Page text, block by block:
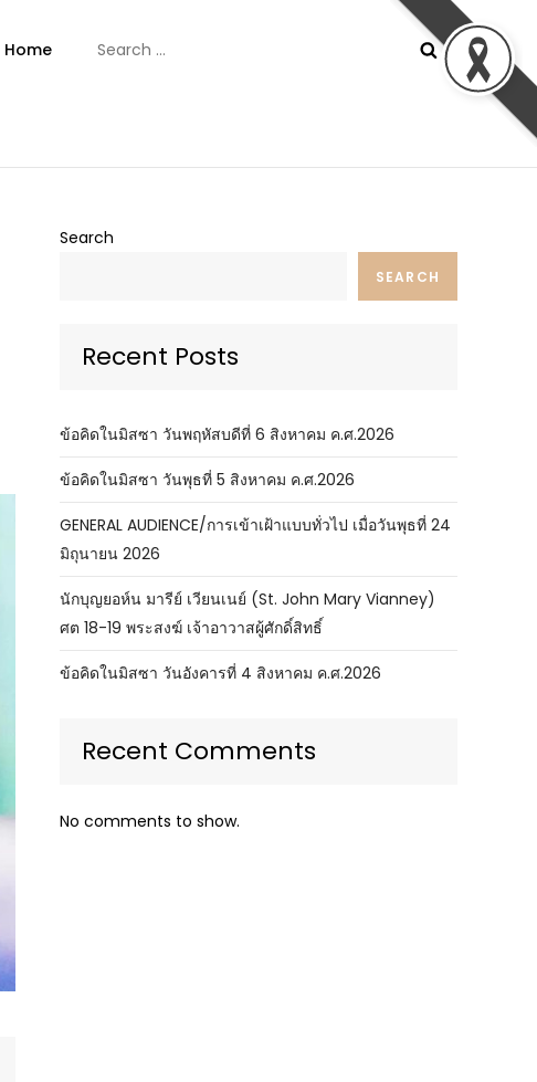
Home
for:
Search
SEARCH
Recent Posts
ข้อคิดในมิสซา วันพฤหัสบดีที่ 6 สิงหาคม ค.ศ.2026
ข้อคิดในมิสซา วันพุธที่ 5 สิงหาคม ค.ศ.2026
GENERAL AUDIENCE/การเข้าเฝ้าแบบทั่วไป เมื่อวันพุธที่ 24
มิถุนายน 2026
นักบุญยอห์น มารีย์ เวียนเนย์ (St. John Mary Vianney)
ศต 18-19 พระสงฆ์ เจ้าอาวาสผู้ศักดิ์สิทธิ์
ข้อคิดในมิสซา วันอังคารที่ 4 สิงหาคม ค.ศ.2026
Recent Comments
No comments to show.